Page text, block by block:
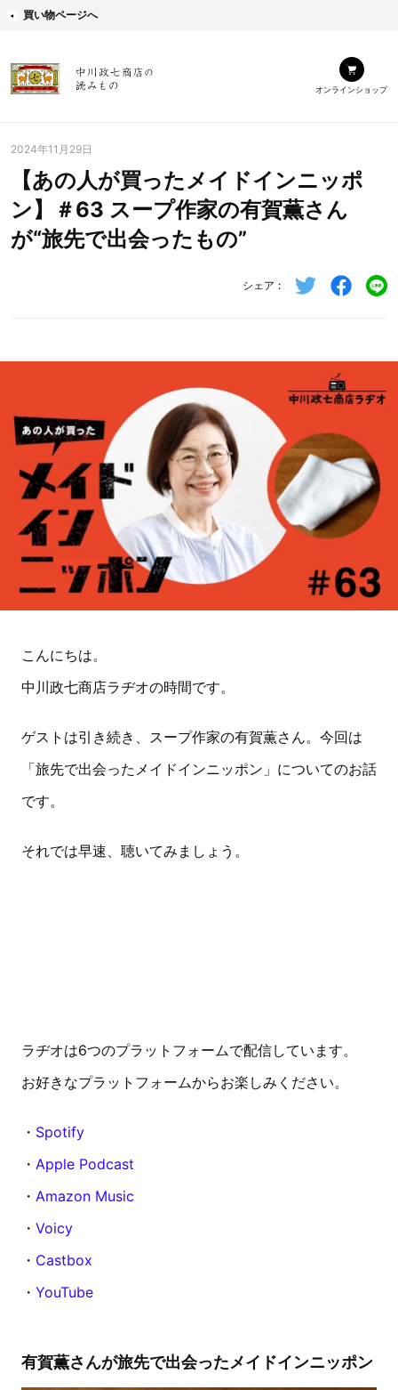
買い物ページへ
オンラインショップ
2024年11月29日
【あの人が買ったメイドインニッポ
ン】＃63 スープ作家の有賀薫さん
が“旅先で出会ったもの”
シェア
こんにちは。
中川政七商店ラヂオの時間です。
ゲストは引き続き、スープ作家の有賀薫さん。今回は
「旅先で出会ったメイドインニッポン」についてのお話
です。
それでは早速、聴いてみましょう。
ラヂオは6つのプラットフォームで配信しています。
お好きなプラットフォームからお楽しみください。
・ Spotify
・ Apple Podcast
・ Amazon Music
・ Voicy
・ Castbox
・ YouTube
有賀薫さんが旅先で出会ったメイドインニッポン